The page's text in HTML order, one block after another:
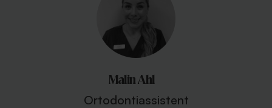
Malin Ahl
Ortodontiassistent